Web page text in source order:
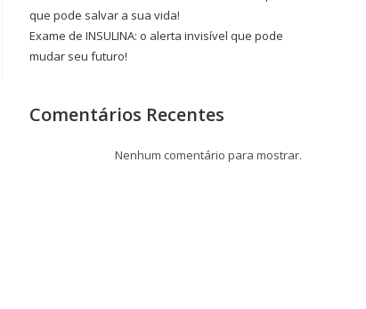
que pode salvar a sua vida!
Exame de INSULINA: o alerta invisível que pode
mudar seu futuro!
Comentários Recentes
Nenhum comentário para mostrar.